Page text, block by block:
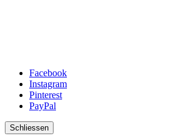
Facebook
Instagram
Pinterest
PayPal
Schliessen